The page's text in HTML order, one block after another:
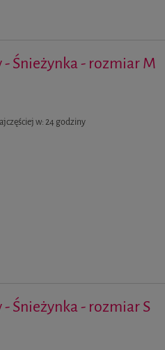
Śnieżynka - rozmiar M
w:24 godziny
Śnieżynka - rozmiar S